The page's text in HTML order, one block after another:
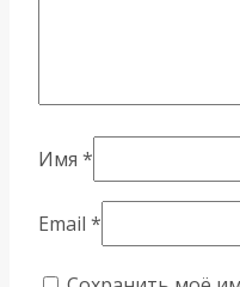
Имя *
Email *